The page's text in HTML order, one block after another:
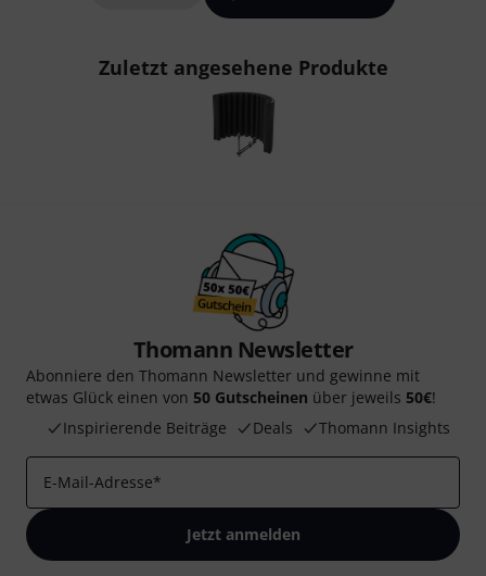
Zuletzt angesehene Produkte
Thomann Newsletter
Abonniere den Thomann Newsletter und gewinne mit
etwas Glück einen von 50 Gutscheinen über jeweils 50€!
Inspirierende Beiträge
Deals Thomann Insights
E-Mail-Adresse*
Jetzt anmelden